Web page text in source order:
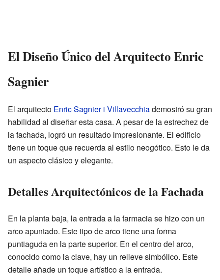
El Diseño Único del Arquitecto Enric
Sagnier
El arquitecto Enric Sagnier i Villavecchiademostró su gran
habilidad al diseñar esta casa. A pesar de la estrechez de
la fachada, logró un resultado impresionante. El edificio
tiene un toque que recuerda al estilo neogótico. Esto le da
un aspecto clásico y elegante.
Detalles Arquitectónicos de la Fachada
En la planta baja, la entrada a la farmacia se hizo con un
arco apuntado. Este tipo de arco tiene una forma
puntiaguda en la parte superior. En el centro del arco,
conocido como la clave, hay un relieve simbólico. Este
detalle añade un toque artístico a la entrada.